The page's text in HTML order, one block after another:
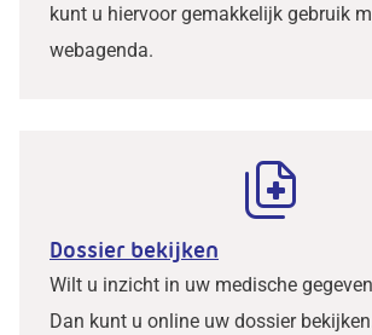
kunt u hiervoor gemakkelijk gebruik
webagenda.
Dossier bekijken
Wilt u inzicht in uw medische
Dan kunt u online uw dossier